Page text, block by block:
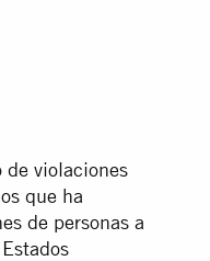
de violaciones
que ha
de personas a